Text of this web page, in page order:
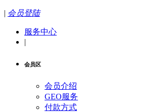
| 会员登陆
服务中心
|
会员区
会员介绍
GEO服务
付款方式